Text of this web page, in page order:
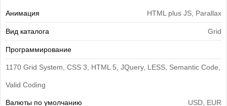
Анимация HTML plus JS, Parallax
Вид каталога Grid
Программирование
1170 Grid System, CSS 3, HTML 5, JQuery, LESS, Semantic Code,
Valid Coding
Валюты по умолчанию USD, EUR